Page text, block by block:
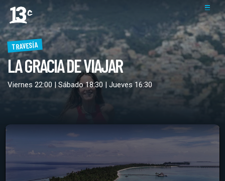
TRAVESÍA
LA GRACIA DE VIAJAR
Viernes 22:00 | Sábado 18:30 | Jueves 16:30